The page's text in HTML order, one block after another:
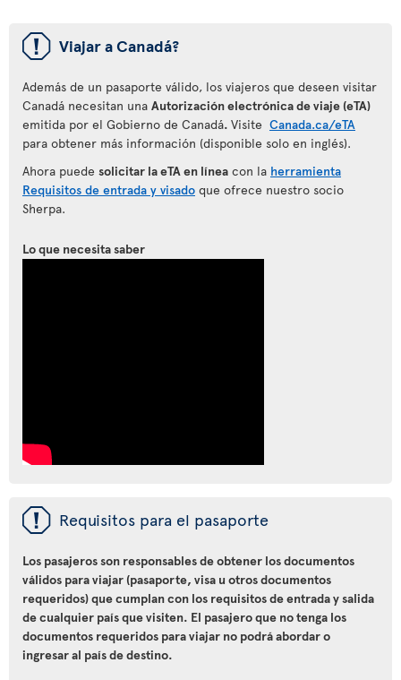
ü Viajar a Canadá?
Además de un pasaporte válido, los viajeros que deseen visitar
Canadá necesitan una Autorización electrónica de viaje (eTA)
emitida por el Gobierno de Canadá. Visite Canada.ca/eTA
para obtener más información (disponible solo en inglés).
Ahora puede solicitar la eTA en línea con la herramienta
Requisitos de entrada y visado que ofrece nuestro socio
Sherpa.
Lo que necesita saber
ü Requisitos para el pasaporte
Los pasajeros son responsables de obtener los documentos
válidos para viajar (pasaporte, visa u otros documentos
requeridos) que cumplan con los requisitos de entrada y salida
de cualquier país que visiten. El pasajero que no tenga los
documentos requeridos para viajar no podrá abordar o
ingresar al país de destino.